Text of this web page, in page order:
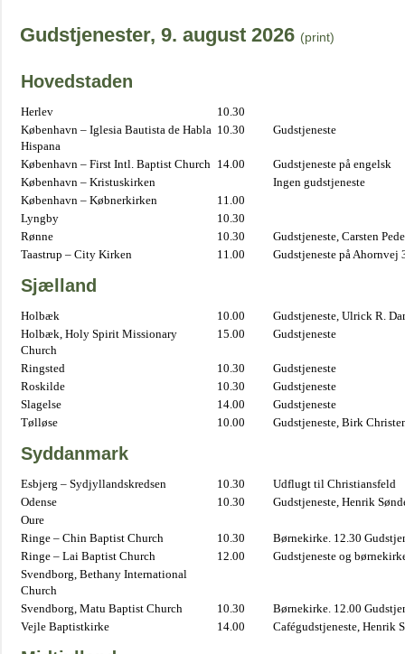
Gudstjenester, 9. august 2026 (print)
Hovedstaden
Herlev
10.30
København – Iglesia Bautista de Habla
Hispana
10.30 Gudstjeneste
København – First Intl. Baptist Church 14.00
Gudstjeneste på engelsk
København – Kristuskirken
Ingen gudstjeneste
København – Købnerkirken
11.00
Lyngby
10.30
Rønne
10.30
Gudstjeneste, Carsten
Taastrup – City Kirken
11.00 Gudstjeneste på Ahornvej
Sjælland
Holbæk 10.00
Gudstjeneste, Ulrick R.
Holbæk, Holy Spirit Missionary
Church
15.00 Gudstjeneste
Ringsted 10.30
Gudstjeneste
Roskilde
10.30
Gudstjeneste
Slagelse
14.00
Gudstjeneste
Tølløse
10.00 Gudstjeneste, Birk
Syddanmark
Esbjerg – Sydjyllandskredsen 10.30
Udflugt til Christiansfeld
Odense
10.30
Gudstjeneste, Henrik
Oure
Ringe – Chin Baptist Church
10.30
Børnekirke. 12.30
Ringe – Lai Baptist Church
12.00
Gudstjeneste og
Svendborg, Bethany International
Church
Svendborg, Matu Baptist Church
10.30
Børnekirke. 12.00
Vejle Baptistkirke
14.00 Cafégudstjeneste, Henrik